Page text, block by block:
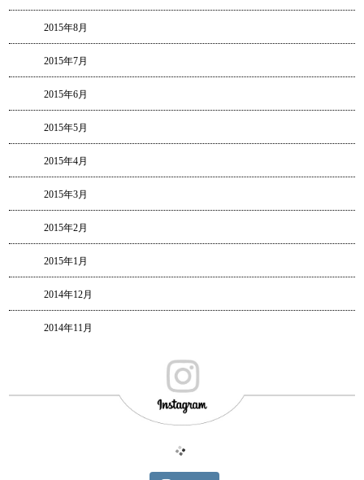
2015年8月
2015年7月
2015年6月
2015年5月
2015年4月
2015年3月
2015年2月
2015年1月
2014年12月
2014年11月